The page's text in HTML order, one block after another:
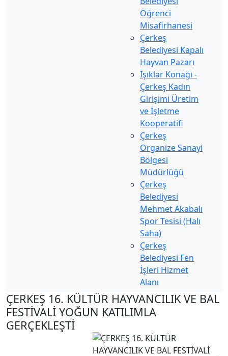
Öğrenci
Misafirhanesi
Çerkeş
Belediyesi Kapalı
Hayvan Pazarı
Işıklar Konağı -
Çerkeş Kadın
Girişimi Üretim
ve İşletme
Kooperatifi
Çerkeş
Organize Sanayi
Bölgesi
Müdürlüğü
Çerkeş
Belediyesi
Mehmet Akabalı
Spor Tesisi (Halı
Saha)
Çerkeş
Belediyesi Fen
İşleri Hizmet
Alanı
ÇERKEŞ 16. KÜLTÜR HAYVANCILIK VE BAL
FESTİVALİ YOĞUN KATILIMLA
GERÇEKLEŞTİ